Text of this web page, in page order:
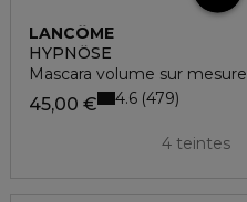
LANCÔME
HYPNÔSE
Mascara volume sur mesure
45,00 €
4 teintes
4.6 479